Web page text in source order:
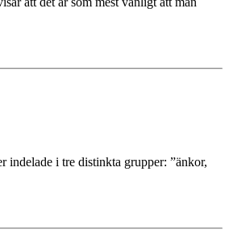
indelade i tre distinkta grupper: ”änkor,